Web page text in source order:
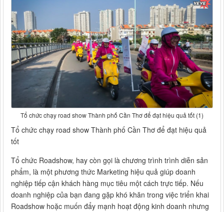
Tổ chức chạy road show Thành phố Cần Thơ để đạt hiệu quả tốt (1)
Tổ chức chạy road show Thành phố Cần Thơ để đạt hiệu quả
tốt
Tổ chức Roadshow, hay còn gọi là chương trình trình diễn sản
phẩm, là một phương thức Marketing hiệu quả giúp doanh
nghiệp tiếp cận khách hàng mục tiêu một cách trực tiếp. Nếu
doanh nghiệp của bạn đang gặp khó khăn trong việc triển khai
Roadshow hoặc muốn đẩy mạnh hoạt động kinh doanh nhưng